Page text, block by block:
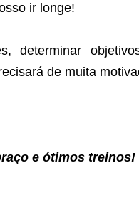
ir longe!
determinar
de muita
e ótimos treinos!